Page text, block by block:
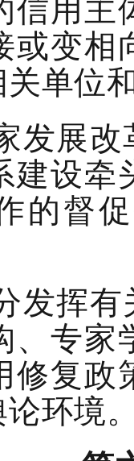
信用主
或变相
单位
发展
建设牵
的督
发挥
专家
修复政
环境